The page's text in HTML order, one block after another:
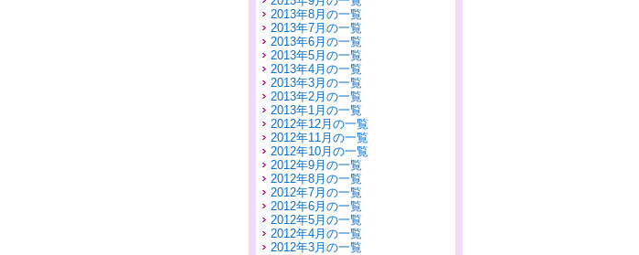
2013年8月の一覧
2013年7月の一覧
2013年6月の一覧
2013年5月の一覧
2013年4月の一覧
2013年3月の一覧
2013年2月の一覧
2013年1月の一覧
2012年12月の一覧
2012年11月の一覧
2012年10月の一覧
2012年9月の一覧
2012年8月の一覧
2012年7月の一覧
2012年6月の一覧
2012年5月の一覧
2012年4月の一覧
2012年3月の一覧